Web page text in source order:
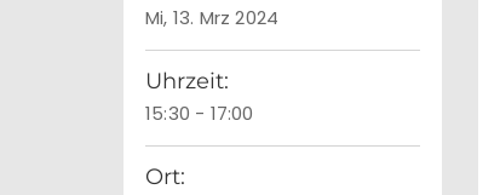
Mi, 13. Mrz 2024
Uhrzeit:
15:30 - 17:00
Ort: